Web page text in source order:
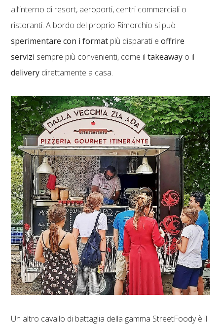
all’interno di resort, aeroporti, centri commerciali o
ristoranti. A bordo del proprio Rimorchio si può
sperimentare con i format più disparati eoffrire
servizi sempre più convenienti, come iltakeaway o il
delivery direttamente a casa.
Un altro cavallo di battaglia della gamma StreetFoody è il